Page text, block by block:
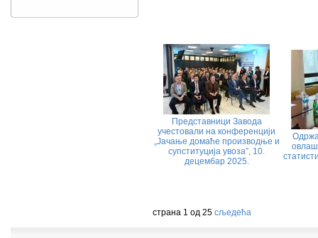
Представници Завода
учестовали на конференцији
„Јачање домаће производње и
супституција увоза”, 10.
децембар 2025.
страна 1 од 25 сљедећа